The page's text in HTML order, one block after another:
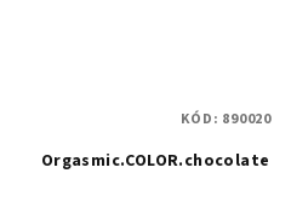
Orgasmic.COLOR.chocolate
KÓD: 890020